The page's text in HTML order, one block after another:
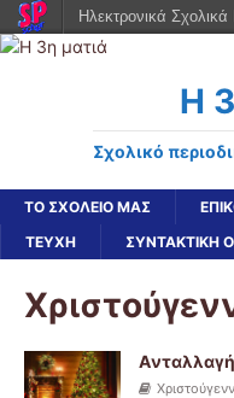
Η
Σχολικό
ΤΟ ΣΧΟΛΕΙΟ ΜΑΣ
ΤΕΥΧΗ
ΣΥΝΤΑΚΤΙΚΗ
Ηλεκτρονικά